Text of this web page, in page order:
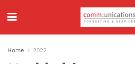
Home 2022